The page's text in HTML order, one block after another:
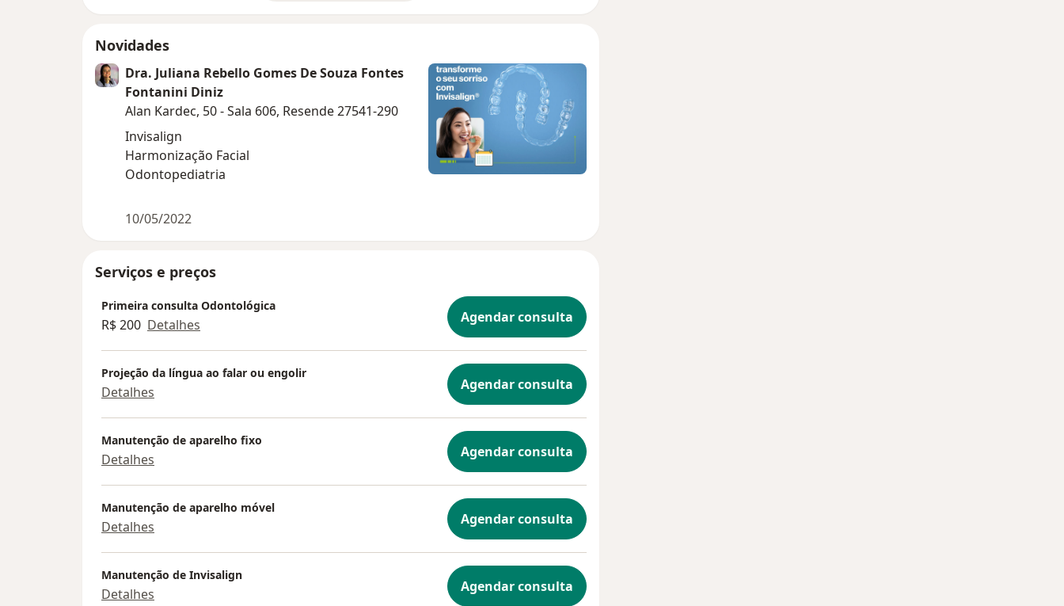
Novidades
Dra. Juliana Rebello Gomes De Souza Fontes
Fontanini Diniz
Alan Kardec, 50 - Sala 606, Resende 27541-290
Invisalign
Harmonização Facial
Odontopediatria
10/05/2022
Serviços e preços
Primeira consulta Odontológica
R$ 200 Detalhes Agendar consulta
Projeção da língua ao falar ou engolir
Detalhes Agendar consulta
Manutenção de aparelho fixo
Detalhes Agendar consulta
Manutenção de aparelho móvel
Detalhes Agendar consulta
Manutenção de Invisalign
Detalhes Agendar consulta